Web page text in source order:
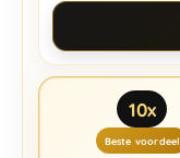
10x
Beste voordeel